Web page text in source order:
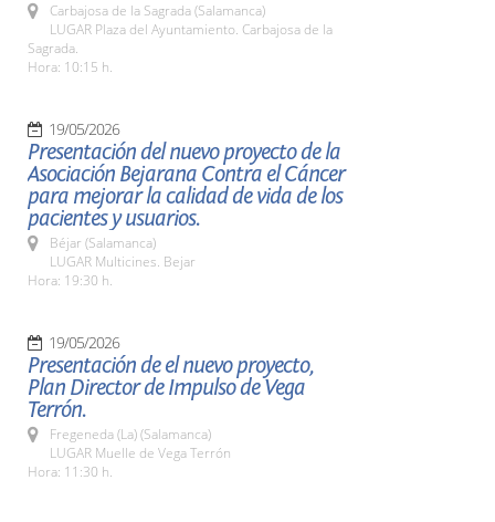
Carbajosa de la Sagrada (Salamanca)
LUGAR Plaza del Ayuntamiento. Carbajosa de la
Sagrada.
Hora: 10:15 h.
19/05/2026
Presentación del nuevo proyecto de la
Asociación Bejarana Contra el Cáncer
para mejorar la calidad de vida de los
pacientes y usuarios.
Béjar (Salamanca)
LUGAR Multicines. Bejar
Hora: 19:30 h.
19/05/2026
Presentación de el nuevo proyecto,
Plan Director de Impulso de Vega
Terrón.
Fregeneda (La) (Salamanca)
LUGAR Muelle de Vega Terrón
Hora: 11:30 h.